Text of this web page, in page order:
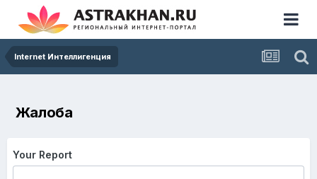
Internet Интеллигенция
Жалоба
Your Report